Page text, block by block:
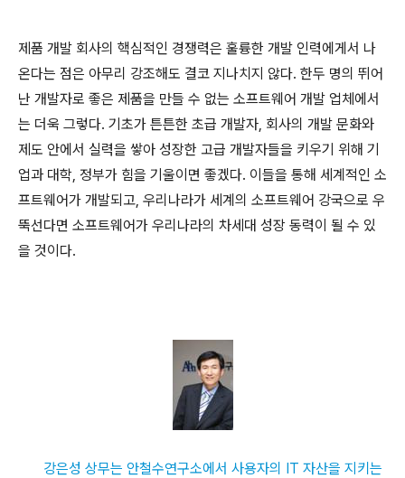
제품 개발 회사의 핵심적인 경쟁력은 훌륭한 개발 인력에게서 나
온다는 점은 아무리 강조해도 결코 지나치지 않다. 한두 명의 뛰어
난 개발자로 좋은 제품을 만들 수 없는 소프트웨어 개발 업체에서
는 더욱 그렇다. 기초가 튼튼한 초급 개발자, 회사의 개발 문화와
제도 안에서 실력을 쌓아 성장한 고급 개발자들을 키우기 위해 기
업과 대학, 정부가 힘을 기울이면 좋겠다. 이들을 통해 세계적인 소
프트웨어가 개발되고, 우리나라가 세계의 소프트웨어 강국으로 우
뚝선다면 소프트웨어가 우리나라의 차세대 성장 동력이 될 수 있
을 것이다.
강은성 상무는 안철수연구소에서 사용자의 IT 자산을 지키는